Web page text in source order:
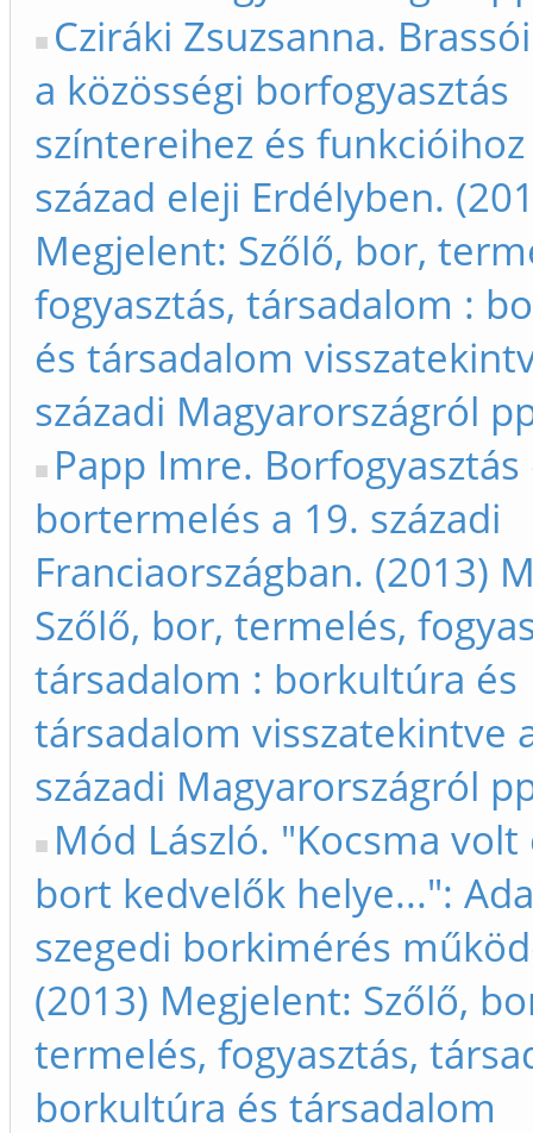
Cziráki Zsuzsanna.
a közösségi borfogyasztás
színtereihez és
század eleji Erdélyben.
Megjelent: Szőlő, bor,
fogyasztás, társadalom :
és társadalom
századi Magyarországról
Papp Imre. Borfogyasztás
bortermelés a 19. századi
Franciaországban. (2013)
Szőlő, bor, termelés,
társadalom : borkultúra és
társadalom visszatekintve
századi Magyarországról
Mód László. "Kocsma volt
bort kedvelők helye...":
szegedi borkimérés
(2013) Megjelent: Szőlő,
termelés, fogyasztás,
borkultúra és társadalom